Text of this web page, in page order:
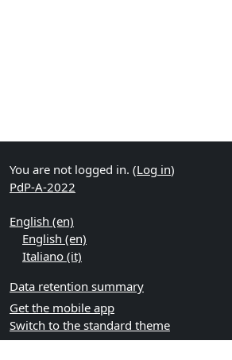
You are not logged in. (Log in)
PdP-A-2022
English ‎(en)‎
English ‎(en)‎
Italiano ‎(it)‎
Data retention summary
Get the mobile app
Switch to the standard theme